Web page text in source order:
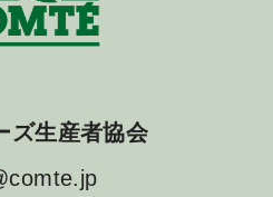
ズ生産者協会